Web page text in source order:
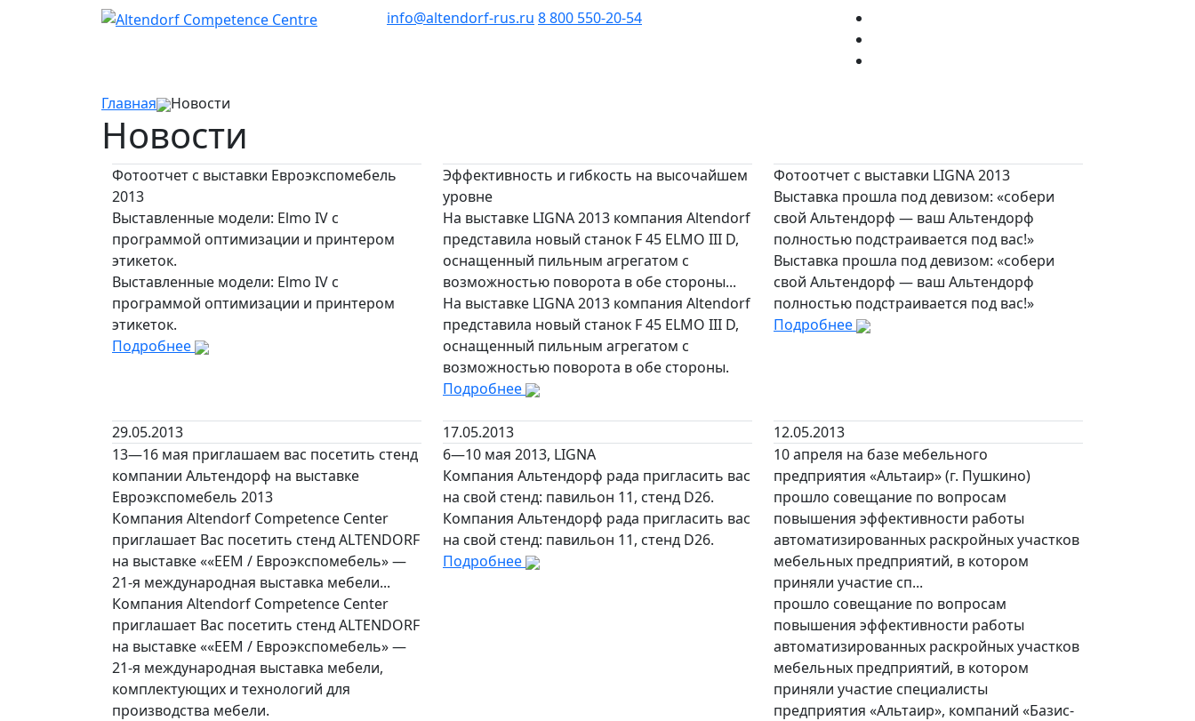
info@altendorf-rus.ru 8 800 550-20-54
Главная Новости
Новости
Фотоотчет с выставки Евроэкспомебель
2013
Выставленные модели: Elmo IV с
программой оптимизации и принтером
этикеток.
Выставленные модели: Elmo IV с
программой оптимизации и принтером
этикеток.
Подробнее
29.05.2013
Эффективность и гибкость на высочайшем
уровне
На выставке LIGNA 2013 компания Altendorf
представила новый станок F 45 ELMO III D,
оснащенный пильным агрегатом с
возможностью поворота в обе стороны...
На выставке LIGNA 2013 компания Altendorf
представила новый станок F 45 ELMO III D,
оснащенный пильным агрегатом с
возможностью поворота в обе стороны.
Подробнее
17.05.2013
Фотоотчет с выставки LIGNA 2013
Выставка прошла под девизом: «собери
свой Альтендорф — ваш Альтендорф
полностью подстраивается под вас!»
Выставка прошла под девизом: «собери
свой Альтендорф — ваш Альтендорф
полностью подстраивается под вас!»
Подробнее
12.05.2013
13—16 мая приглашаем вас посетить стенд
компании Альтендорф на выставке
Евроэкспомебель 2013
Компания Altendorf Competence Center
приглашает Вас посетить стенд ALTENDORF
на выставке ««ЕЕМ / Евроэкспомебель» —
21-я международная выставка мебели...
Компания Altendorf Competence Center
приглашает Вас посетить стенд ALTENDORF
на выставке ««ЕЕМ / Евроэкспомебель» —
21-я международная выставка мебели,
комплектующих и технологий для
производства мебели.
6—10 мая 2013, LIGNA
Компания Альтендорф рада пригласить вас
на свой стенд: павильон 11, стенд D26.
Компания Альтендорф рада пригласить вас
на свой стенд: павильон 11, стенд D26.
Подробнее
10 апреля на базе мебельного
предприятия «Альтаир» (г. Пушкино)
прошло совещание по вопросам
повышения эффективности работы
автоматизированных раскройных участков
мебельных предприятий, в котором
приняли участие сп...
прошло совещание по вопросам
повышения эффективности работы
автоматизированных раскройных участков
мебельных предприятий, в котором
приняли участие специалисты
предприятия «Альтаир», компаний «Базис-